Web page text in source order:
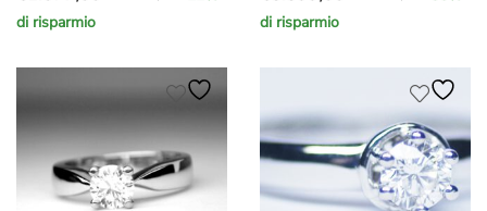
Il
prezzo
Il
prezzo
di risparmio
Il
prezzo
€5.200,00.
Il
prezzo
€3.399,00.
di risparmio